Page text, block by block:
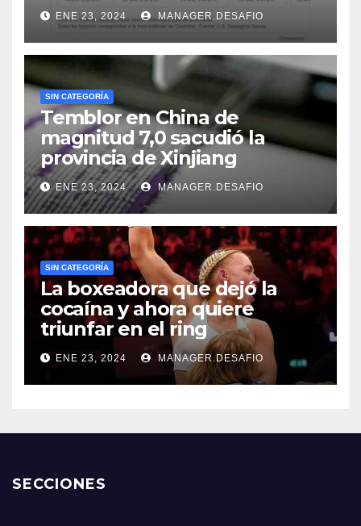
ENE 23, 2024 MANAGER.DESAFIO
SIN CATEGORÍA
Temblor en China de
magnitud 7,0 sacudió la
provincia de Xinjiang
ENE 23, 2024 MANAGER.DESAFIO
SIN CATEGORÍA
La boxeadora que dejó la
cocaína y ahora quiere
triunfar en el ring​
ENE 23, 2024 MANAGER.DESAFIO
SECCIONES